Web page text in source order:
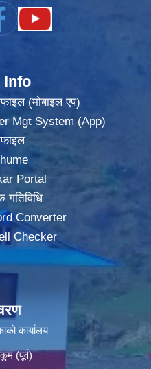
Info
(मोबाइल एप)
Mgt System (App)
Portal
गतिविधि
Converter
Checker
कार्यालय
(पूर्व)